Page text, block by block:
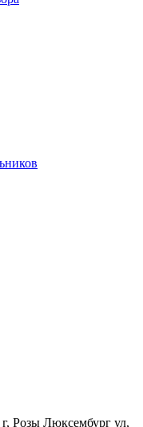
Розы Люксембург ул,